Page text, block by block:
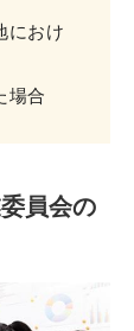
におけ
場合
員会の